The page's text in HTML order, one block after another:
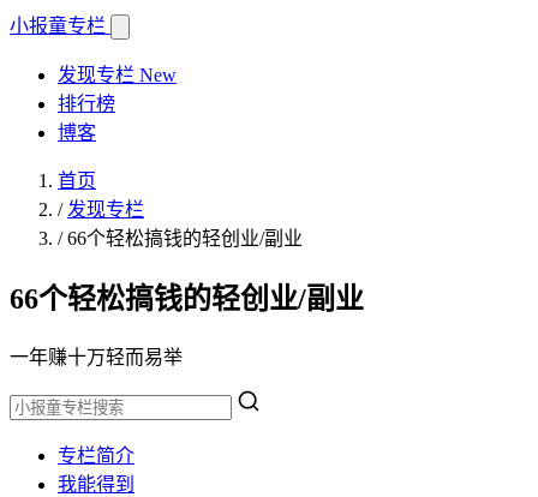
小报童专栏
发现专栏 New
排行榜
博客
首页
/ 发现专栏
/66个轻松搞钱的轻创业/副业
66个轻松搞钱的轻创业/副业
一年赚十万轻而易举
专栏简介
我能得到